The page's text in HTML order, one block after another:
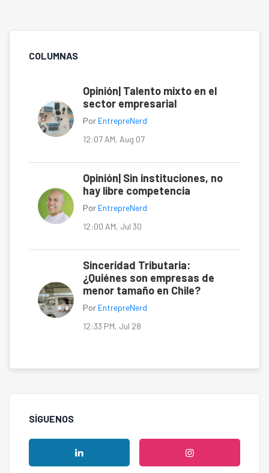
COLUMNAS
Opinión| Talento mixto en el
sector empresarial
Por EntrepreNerd
12:07 AM, Aug 07
Opinión| Sin instituciones, no
hay libre competencia
Por EntrepreNerd
12:00 AM, Jul 30
Sinceridad Tributaria:
¿Quiénes son empresas de
menor tamaño en Chile?
Por EntrepreNerd
12:33 PM, Jul 28
SÍGUENOS